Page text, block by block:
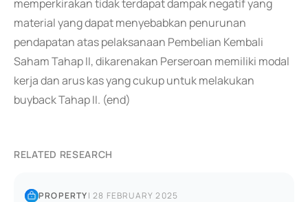
memperkirakan tidak terdapat dampak negatif yang
material yang dapat menyebabkan penurunan
pendapatan atas pelaksanaan Pembelian Kembali
Saham Tahap II, dikarenakan Perseroan memiliki modal
kerja dan arus kas yang cukup untuk melakukan
buyback Tahap II. (end)
RELATED RESEARCH
PROPERTY|28 FEBRUARY 2025